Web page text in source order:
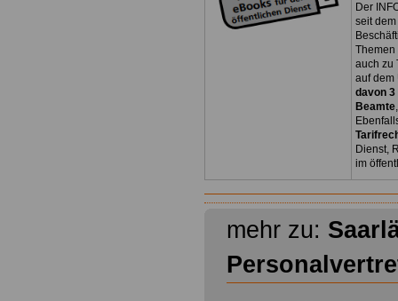
Der
seit
Themen
auch zu
auf dem
davon 3
Beamte
Dienst,
im
mehr zu: